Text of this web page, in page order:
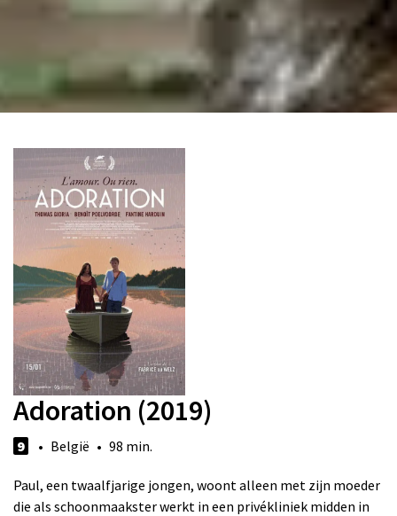
Adoration (2019)
9 • België • 98 min.
Paul, een twaalfjarige jongen, woont alleen met zijn moeder
die als schoonmaakster werkt in een privékliniek midden in